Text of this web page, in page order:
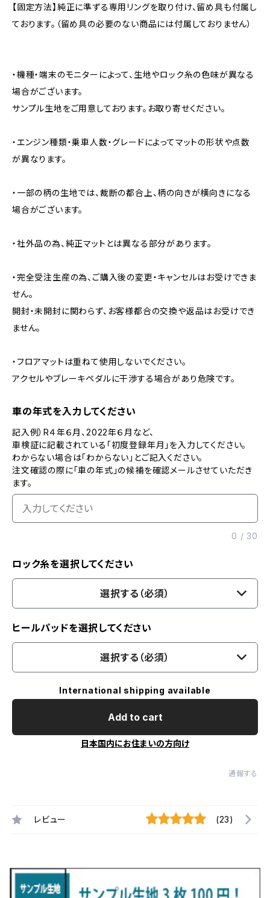
【固定方法】純正に準ずる専用リングを取り付け、留め具も付属し
ております。（留め具の必要のない商品には付属しておりません）
・機種・端末のモニターによって、生地やロック糸の色味が異なる
場合がございます。
サンプル生地をご用意しております。お取り寄せください。
・エンジン種類・乗車人数・グレードによってマットの形状や点数
が異なります。
・一部の柄の生地では、裁断の都合上、柄の向きが横向きになる
場合がございます。
・社外品の為、純正マットとは異なる部分があります。
・完全受注生産の為、ご購入後の変更・キャンセルはお受けできま
せん。
開封・未開封に関わらず、お客様都合の交換や返品はお受けでき
ません。
・フロアマットは重ねて使用しないでください。
アクセルやブレーキペダルに干渉する場合があり危険です。
車の年式を入力してください
記入例）R４年６月、2022年６月など、
車検証に記載されている「初度登録年月」を入力してください。
わからない場合は「わからない」とご記入ください。
注文確認の際に「車の年式」の候補を確認メールさせていただき
ます。
0 /30
ロック糸を選択してください
選択する（必須）
ヒールパッドを選択してください
選択する（必須）
International shipping available
Add to cart
日本国内にお住まいの方向け
通報する
レビュー (23)